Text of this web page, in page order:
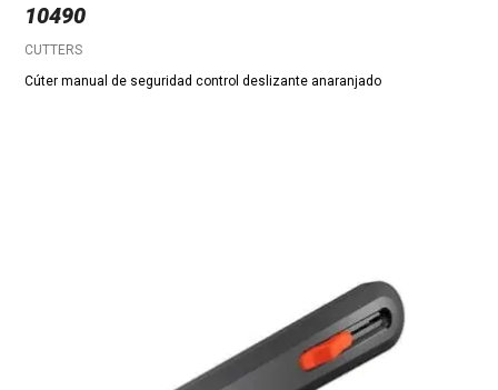
10490
CUTTERS
Cúter manual de seguridad control deslizante anaranjado